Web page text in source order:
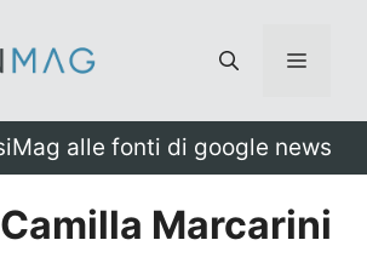
Menu
alle fonti di google news
Marcarini